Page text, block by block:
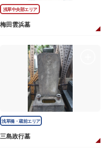
浅草中央部エリア
梅田雲浜墓
浅草橋・蔵前エリア
三島政行墓